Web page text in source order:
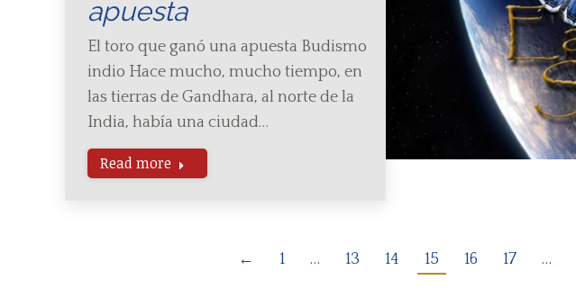
apuesta
El toro que ganó una apuesta Budismo
indio Hace mucho, mucho tiempo, en
las tierras de Gandhara, al norte de la
India, había una ciudad…
Read more
← 1 … 13 14 15 16 17 …